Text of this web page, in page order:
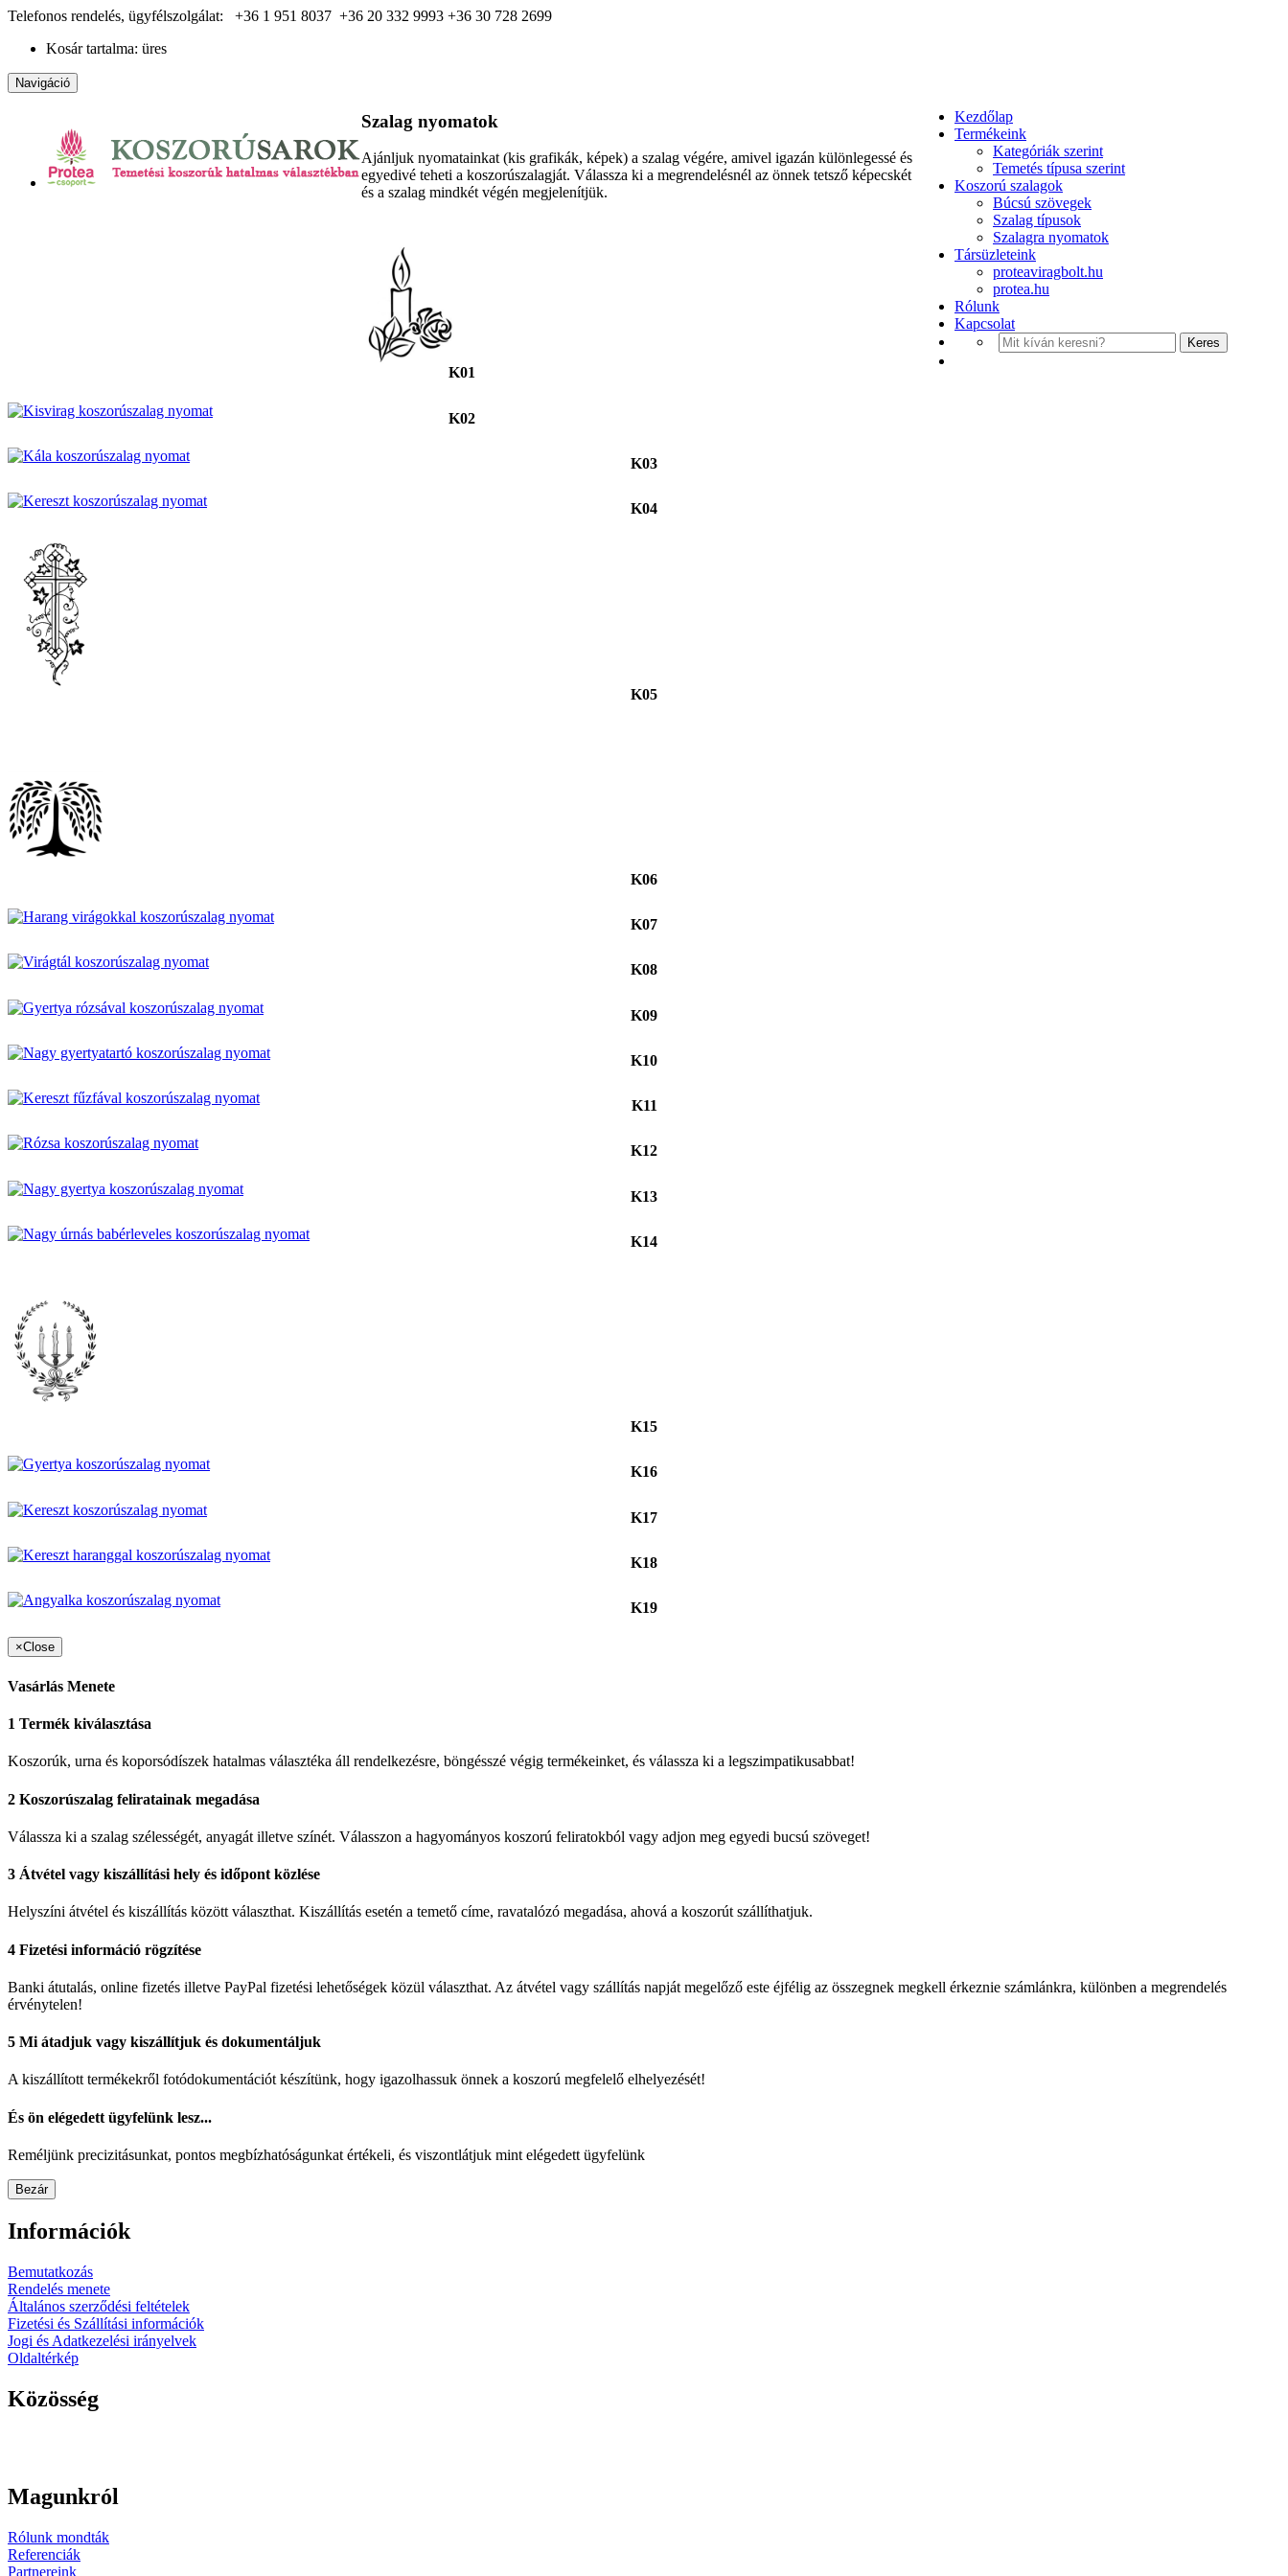
Telefonos rendelés, ügyfélszolgálat: +36 1 951 8037 +36 20 332 9993 +36 30 728 2699
Kosár tartalma: üres
Navigáció
Kezdőlap
Termékeink
Kategóriák szerint
Temetés típusa szerint
Koszorú szalagok
Búcsú szövegek
Szalag típusok
Szalagra nyomatok
Társüzleteink
proteaviragbolt.hu
protea.hu
Rólunk
Kapcsolat
Keres
Szalag nyomatok
Ajánljuk nyomatainkat (kis grafikák, képek) a szalag végére, amivel igazán különlegessé és
egyedivé teheti a koszorúszalagját. Válassza ki a megrendelésnél az önnek tetsző képecskét
és a szalag mindkét végén megjelenítjük.
K01
K02
K03
K04
K05
K06
K07
K08
K09
K10
K11
K12
K13
K14
K15
K16
K17
K18
K19
×Close
Vasárlás Menete
1 Termék kiválasztása
Koszorúk, urna és koporsódíszek hatalmas választéka áll rendelkezésre, böngésszé végig termékeinket, és válassza ki a legszimpatikusabbat!
2 Koszorúszalag feliratainak megadása
Válassza ki a szalag szélességét, anyagát illetve színét. Válasszon a hagyományos koszorú feliratokból vagy adjon meg egyedi bucsú szöveget!
3 Átvétel vagy kiszállítási hely és időpont közlése
Helyszíni átvétel és kiszállítás között választhat. Kiszállítás esetén a temető címe, ravatalózó megadása, ahová a koszorút szállíthatjuk.
4 Fizetési információ rögzítése
Banki átutalás, online fizetés illetve PayPal fizetési lehetőségek közül választhat. Az átvétel vagy szállítás napját megelőző este éjfélig az összegnek megkell érkeznie számlánkra, különben a megrendelés
érvénytelen!
5 Mi átadjuk vagy kiszállítjuk és dokumentáljuk
A kiszállított termékekről fotódokumentációt készítünk, hogy igazolhassuk önnek a koszorú megfelelő elhelyezését!
És ön elégedett ügyfelünk lesz...
Reméljünk precizitásunkat, pontos megbízhatóságunkat értékeli, és viszontlátjuk mint elégedett ügyfelünk
Bezár
Információk
Bemutatkozás
Rendelés menete
Általános szerződési feltételek
Fizetési és Szállítási információk
Jogi és Adatkezelési irányelvek
Oldaltérkép
Közösség
Magunkról
Rólunk mondták
Referenciák
Partnereink